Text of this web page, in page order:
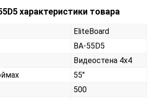
характеристики товара
EliteBoard
BA-55D5
Видеостена 4х4
55"
500